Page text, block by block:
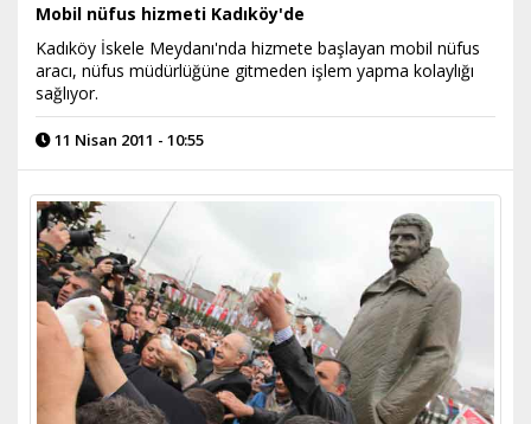
Mobil nüfus hizmeti Kadıköy'de
Kadıköy İskele Meydanı'nda hizmete başlayan mobil nüfus
aracı, nüfus müdürlüğüne gitmeden işlem yapma kolaylığı
sağlıyor.
11 Nisan 2011 - 10:55